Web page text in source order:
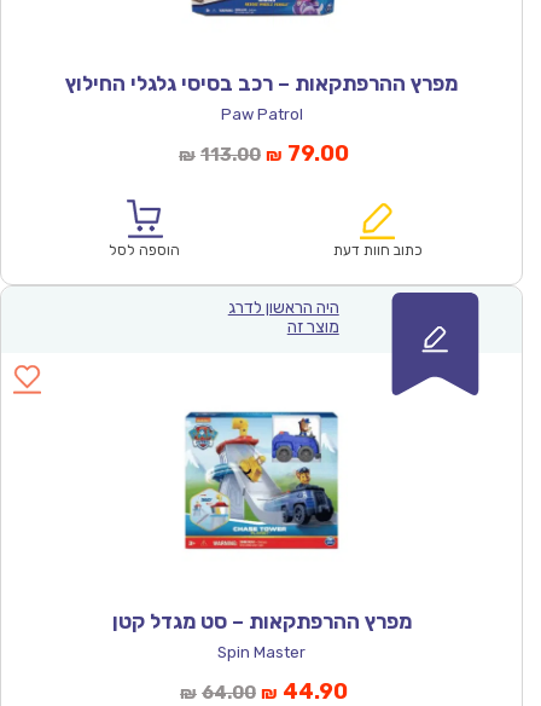
מפרץ ההרפתקאות – רכב בסיסי גלגלי החילוץ
Paw Patrol
₪ 113.00המחיר
₪113.00.
₪ 79.00המחיר
הוא:
כתוב חוות דעת הוספה לסל
היה הראשון לדרג
מוצר זה
מפרץ ההרפתקאות – סט מגדל קטן
Spin Master
₪ 64.00המחיר
₪ 44.90המחיר